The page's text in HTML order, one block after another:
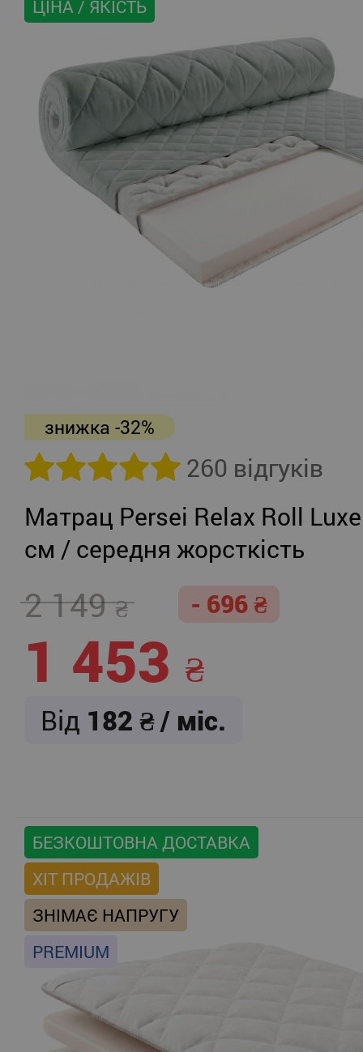
ЦІНА / ЯКІСТЬ
знижка -32%
260 відгуків
Матрац Persei Relax Roll
см / середня жорсткість
2 149 - 696
1 453
Від 182 / міс.
БЕЗКОШТОВНА ДОСТАВКА
ХІТ ПРОДАЖІВ
ЗНІМАЄ НАПРУГУ
PREMIUM